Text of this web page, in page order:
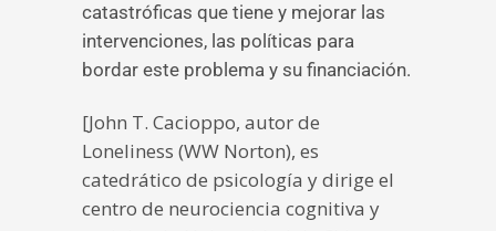
catastróficas que tiene y mejorar las
intervenciones, las políticas para
bordar este problema y su financiación.
[John T. Cacioppo, autor de
Loneliness (WW Norton), es
catedrático de psicología y dirige el
centro de neurociencia cognitiva y